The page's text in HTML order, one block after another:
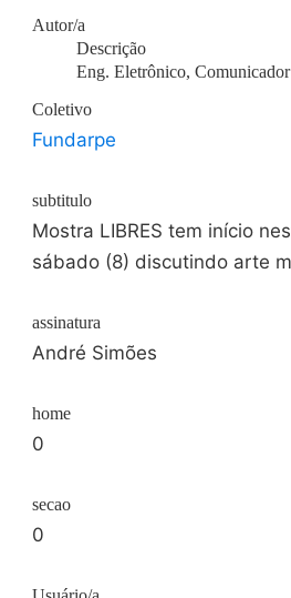
Autor/a
Descrição
Eng. Eletrônico,
Coletivo
Fundarpe
subtitulo
Mostra LIBRES tem início nesta quinta-
sábado (8) discutindo arte
assinatura
André Simões
home
0
secao
0